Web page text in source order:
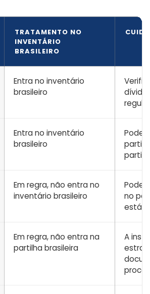
TRATAMENTO NO
INVENTÁRIO
BRASILEIRO
Entra no inventário
brasileiro
Entra no inventário
brasileiro
Pode
Em regra, não entra no
inventário brasileiro
Pode
no
está
Em regra, não entra na
partilha brasileira
A